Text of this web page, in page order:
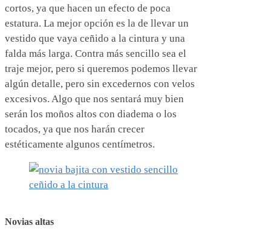
cortos, ya que hacen un efecto de poca
estatura. La mejor opción es la de llevar un
vestido que vaya ceñido a la cintura y una
falda más larga. Contra más sencillo sea el
traje mejor, pero si queremos podemos llevar
algún detalle, pero sin excedernos con velos
excesivos. Algo que nos sentará muy bien
serán los moños altos con diadema o los
tocados, ya que nos harán crecer
estéticamente algunos centímetros.
Novias altas